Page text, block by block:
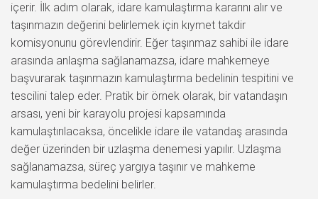
içerir. İlk adım olarak, idare kamulaştırma kararını alır ve
taşınmazın değerini belirlemek için kıymet takdir
komisyonunu görevlendirir. Eğer taşınmaz sahibi ile idare
arasında anlaşma sağlanamazsa, idare mahkemeye
başvurarak taşınmazın kamulaştırma bedelinin tespitini ve
tescilini talep eder. Pratik bir örnek olarak, bir vatandaşın
arsası, yeni bir karayolu projesi kapsamında
kamulaştırılacaksa, öncelikle idare ile vatandaş arasında
değer üzerinden bir uzlaşma denemesi yapılır. Uzlaşma
sağlanamazsa, süreç yargıya taşınır ve mahkeme
kamulaştırma bedelini belirler.